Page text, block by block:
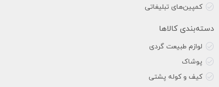
کمپین‌های تبلیغاتی
دسته‌بندی کالاها
لوازم طبیعت گردی
پوشاک
کیف و کوله پشتی